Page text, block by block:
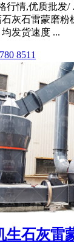
行情,优质批发/
灰石雷蒙磨粉
发货速度 ...
8511
生石灰雷